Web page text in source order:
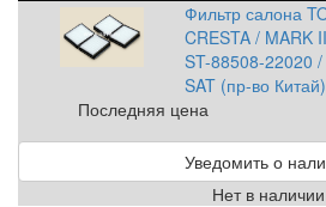
Фильтр салона
CRESTA / MARK
ST-88508-22020 /
SAT (пр-во Китай)
Последняя цена
Уведомить о
Нет в наличии